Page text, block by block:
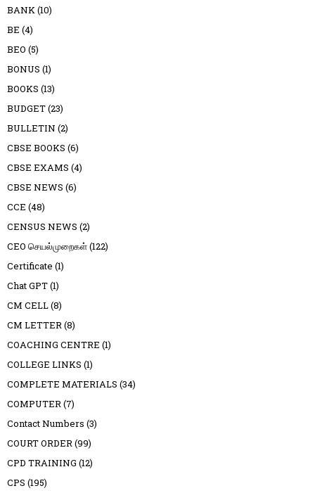
BANK(10)
BE (4)
BEO (5)
BONUS (1)
BOOKS (13)
BUDGET(23)
BULLETIN (2)
CBSE BOOKS (6)
CBSE EXAMS (4)
CBSE NEWS (6)
CCE (48)
CENSUS NEWS (2)
CEO செயல்முறைகள்(122)
Certificate (1)
Chat GPT(1)
CM CELL(8)
CM LETTER(8)
COACHING CENTRE (1)
COLLEGE LINKS (1)
COMPLETE MATERIALS (34)
COMPUTER(7)
Contact Numbers (3)
COURT ORDER(99)
CPD TRAINING (12)
CPS (195)